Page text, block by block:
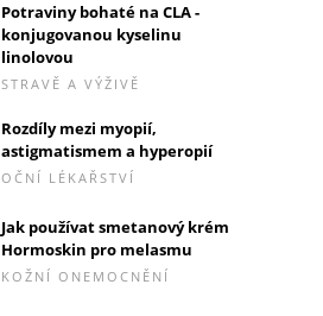
Potraviny bohaté na CLA -
konjugovanou kyselinu
linolovou
STRAVĚ A VÝŽIVĚ
Rozdíly mezi myopií,
astigmatismem a hyperopií
OČNÍ LÉKAŘSTVÍ
Jak používat smetanový krém
Hormoskin pro melasmu
KOŽNÍ ONEMOCNĚNÍ